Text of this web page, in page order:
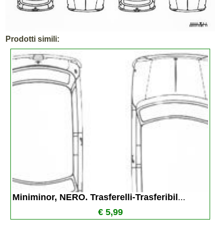
Prodotti simili:
Miniminor, NERO. Trasferelli-Trasferibil ...
€ 5,99